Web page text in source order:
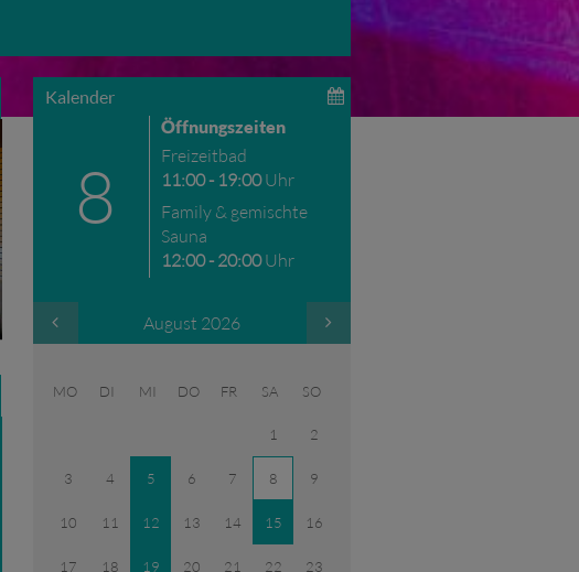
Kalender
8
Öffnungszeiten
Freizeitbad
11:00 - 19:00Uhr
Family & gemischte
Sauna
12:00 - 20:00Uhr
August 2026
MO DI MI DO FR SA SO
1 2
3 4 5 6 7 8 9
10 11 12 13 14 15 16
17 18 19 20 21 22 23